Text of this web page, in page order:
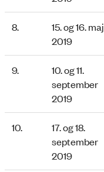
8.
15. og 16. maj
2019
9.
10. og 11.
september
2019
10.
17. og 18.
september
2019